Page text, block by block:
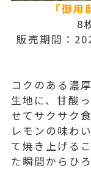
『御
8
販売期間：
コクのある濃
生地に、甘酸
せてサクサク
レモンの味わ
て焼き上げる
た瞬間からひ